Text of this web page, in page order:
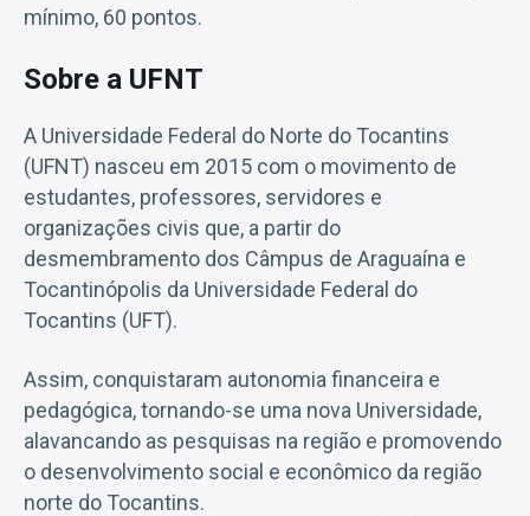
mínimo, 60 pontos.
Sobre a UFNT
A Universidade Federal do Norte do Tocantins
(UFNT) nasceu em 2015 com o movimento de
estudantes, professores, servidores e
organizações civis que, a partir do
desmembramento dos Câmpus de Araguaína e
Tocantinópolis da Universidade Federal do
Tocantins (UFT).
Assim, conquistaram autonomia financeira e
pedagógica, tornando-se uma nova Universidade,
alavancando as pesquisas na região e promovendo
o desenvolvimento social e econômico da região
norte do Tocantins.